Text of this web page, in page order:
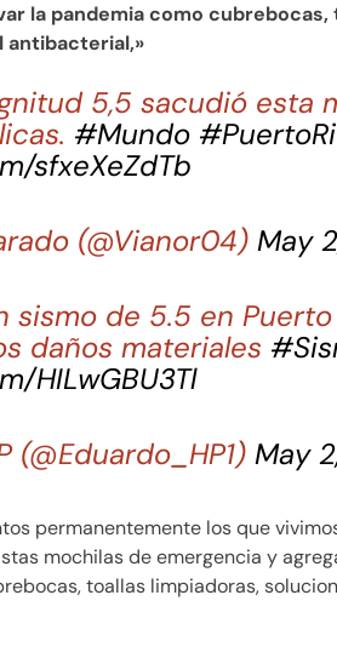
la pandemia como
antibacterial,»
5,5 sacudió esta
#Mundo
sfxeXeZdTb
(@Vianor04) May
sismo de 5.5 en Puerto
daños materiales
HILwGBU3Tl
(@Eduardo_HP1) May
permanentemente los que
mochilas de emergencia y
toallas limpiadoras,